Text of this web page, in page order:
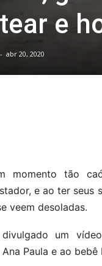
e
- abr 20, 2020
momento tão
e ao ter seus
veem desoladas.
um
Paula e ao